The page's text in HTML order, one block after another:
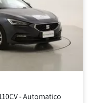
-Automatico